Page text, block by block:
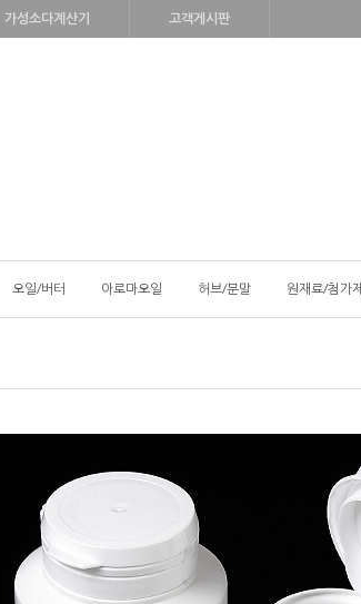
가성소다계산기 고객게시판
오일/버터 아로마오일 허브/분말 원재료/첨가제